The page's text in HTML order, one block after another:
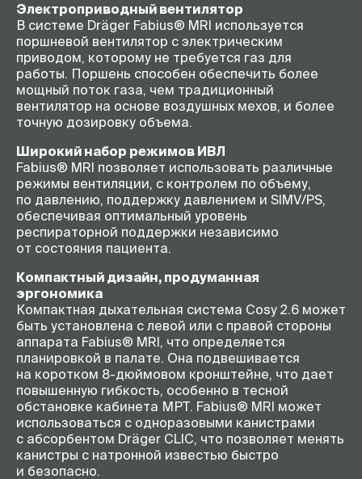
Электроприводный вентилятор
В системе Dräger Fabius® MRI используется
поршневой вентилятор с электрическим
приводом, которому не требуется газ для
работы. Поршень способен обеспечить более
мощный поток газа, чем традиционный
вентилятор на основе воздушных мехов, и более
точную дозировку объема.
Широкий набор режимов ИВЛ
Fabius® MRI позволяет использовать различные
режимы вентиляции, с контролем по объему,
по давлению, поддержку давлением и SIMV/PS,
обеспечивая оптимальный уровень
респираторной поддержки независимо
от состояния пациента.
Компактный дизайн, продуманная
эргономика
Компактная дыхательная система Cosy 2.6 может
быть установлена с левой или с правой стороны
аппарата Fabius® MRI, что определяется
планировкой в палате. Она подвешивается
на коротком 8-дюймовом кронштейне, что дает
повышенную гибкость, особенно в тесной
обстановке кабинета МРТ. Fabius® MRI может
использоваться с одноразовыми канистрами
с абсорбентом Dräger CLIC, что позволяет менять
канистры с натронной известью быстро
и безопасно.